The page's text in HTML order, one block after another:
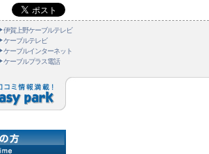
伊賀上野ケーブルテレビ
ケーブルテレビ
ケーブルインターネット
ケーブルプラス電話